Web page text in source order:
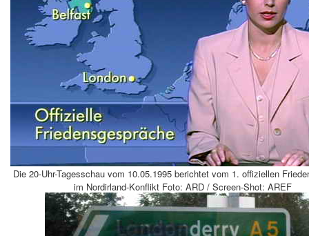
Die 20-Uhr-Tagesschau vom 10.05.1995 berichtet vom 1. offiziellen
im Nordirland-Konflikt Foto: ARD / Screen-Shot: AREF